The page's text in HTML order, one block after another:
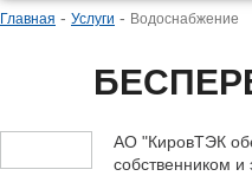
Главная - Услуги - Водоснабжение
АО "КировТЭК
собственником и